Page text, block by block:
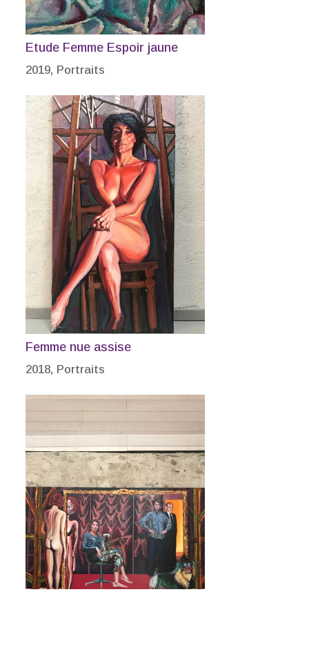
Etude Femme Espoir jaune
2019, Portraits
Femme nue assise
2018, Portraits